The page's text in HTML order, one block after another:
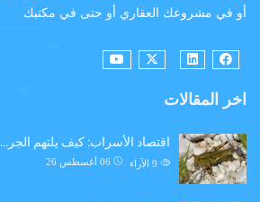
أو في مشروعك العقاري أو حتى في مكتبك
اخر المقالات
اقتصاد الأسراب: كيف يلتهم الجر…
06 أغسطس 26 الآراء